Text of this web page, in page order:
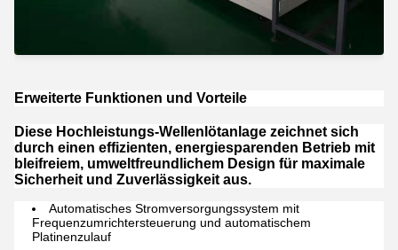
Erweiterte Funktionen und Vorteile
Diese Hochleistungs-Wellenlötanlage zeichnet sich
durch einen effizienten, energiesparenden Betrieb mit
bleifreiem, umweltfreundlichem Design für maximale
Sicherheit und Zuverlässigkeit aus.
Automatisches Stromversorgungssystem mit
Frequenzumrichtersteuerung und automatischem
Platinenzulauf